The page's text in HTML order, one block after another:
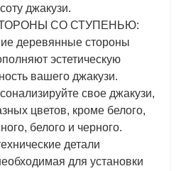
джакузи.
СО СТУПЕНЬЮ:
деревянные стороны
эстетическую
вашего джакузи.
свое джакузи,
цветов, кроме белого,
белого и черного.
детали
для установки